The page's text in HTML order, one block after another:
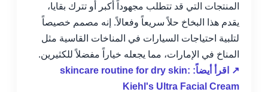
المنتجات التي قد تتطلب مجهوداً أكبر أو تترك بقايا،
يقدم هذا البخاخ حلاً سريعاً وفعالاً. إنه مصمم خصيصاً
لتلبية احتياجات السيارات في المناخات القاسية مثل
المناخ في الإمارات، مما يجعله خياراً مفضلاً للكثيرين.
↗ اقرأ أيضاً: skincare routine for dry skin:
Kiehl's Ultra Facial Cream